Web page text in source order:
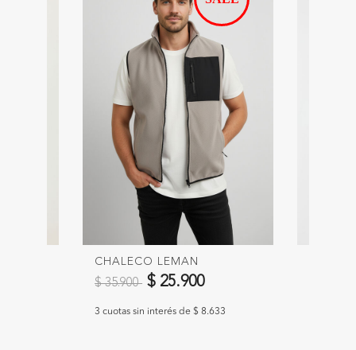
CHALECO LEMAN
Precio reducido de
$ 35.900 a$ 25.900
3 cuotas sin interés de $ 8.633